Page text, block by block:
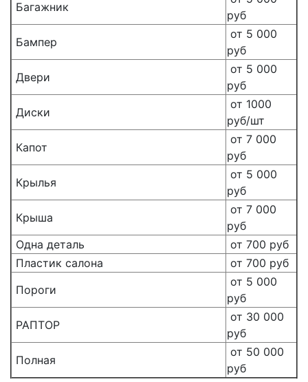
Багажник
руб
Бампер
от 5 000
руб
Двери
от 5 000
руб
Диски
от 1000
руб/шт
Капот
от 7 000
руб
Крылья
от 5 000
руб
Крыша
от 7 000
руб
Одна деталь
от 700 руб
Пластик салона
от 700 руб
Пороги
от 5 000
руб
РАПТОР
от 30 000
руб
Полная
от 50 000
руб